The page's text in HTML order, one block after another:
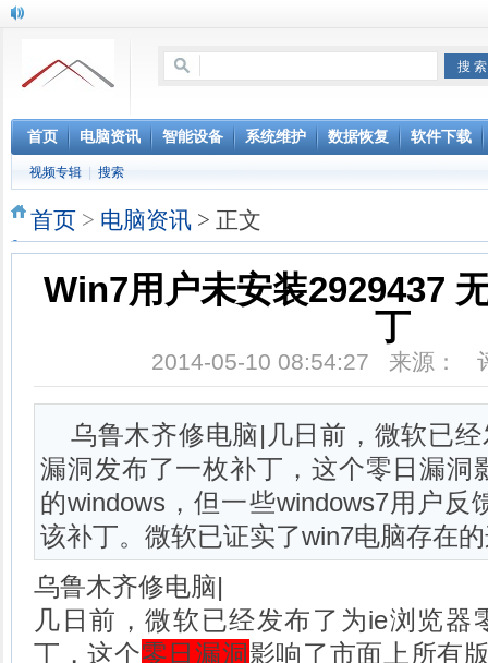
首页 电脑资讯 智能设备 系统维护 数据恢复 软件下载
视频专辑 搜索
首页 > 电脑资讯 > 正文
Win7用户未安装2929437
丁
2014-05-10 08:54:27 来源：
乌鲁木齐修电脑|几日前，微软已
漏洞发布了一枚补丁，这个零日漏洞
的windows，但一些windows7用户反
该补丁。微软已证实了win7电脑存在
乌鲁木齐修电脑|
几日前，微软已经发布了为ie浏览器
丁，这个零日漏洞影响了市面上所有